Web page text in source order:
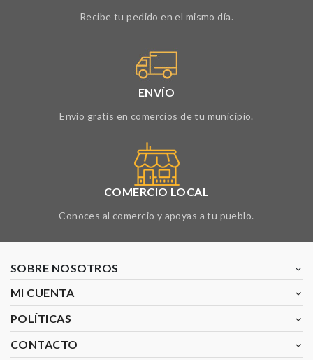
Recibe tu pedido en el mismo día.
ENVÍO
Envío gratis en comercios de tu municipio.
COMERCIO LOCAL
Conoces al comercio y apoyas a tu pueblo.
SOBRE NOSOTROS
MI CUENTA
POLÍTICAS
CONTACTO